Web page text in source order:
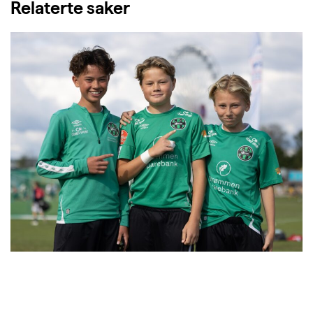
Relaterte saker